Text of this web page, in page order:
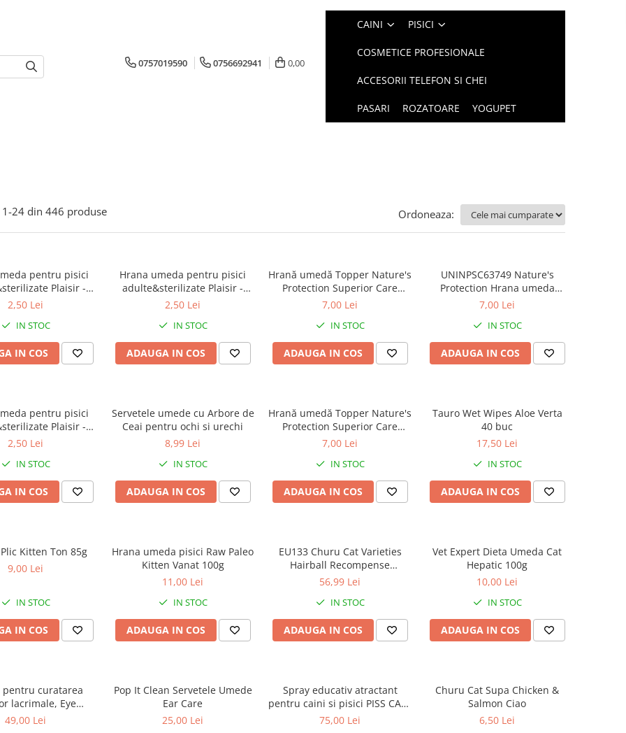
0757019590 0756692941 0,00
CAINI PISICI
COSMETICE PROFESIONALE
ACCESORII TELEFON SI CHEI
PASARI ROZATOARE YOGUPET
1-24 din 446 produse Ordoneaza:
pentru pisici
Plaisir -
100g
2,50 Lei
IN STOC
IN COS
Hrana umeda pentru pisici
adulte&sterilizate Plaisir -
pui&ficat 100g
2,50 Lei
IN STOC
ADAUGA IN COS
Hrană umedă Topper Nature's
Protection Superior Care
Immune System Support
7,00 Lei
IN STOC
ADAUGA IN COS
UNINPSC63749 Nature's
Protection Hrana umeda
pentru pisici Skin&coat adult
7,00 Lei
IN STOC
ADAUGA IN COS
pentru pisici
Plaisir -
100g
2,50 Lei
IN STOC
IN COS
Servetele umede cu Arbore de
Ceai pentru ochi si urechi
8,99 Lei
IN STOC
ADAUGA IN COS
Hrană umedă Topper Nature's
Protection Superior Care
Urinary pentru pisici adulte,
7,00 Lei
IN STOC
ADAUGA IN COS
Tauro Wet Wipes Aloe Verta
40 buc
17,50 Lei
IN STOC
ADAUGA IN COS
Schesir Plic Kitten Ton 85g
9,00 Lei
IN STOC
IN COS
Hrana umeda pisici Raw Paleo
Kitten Vanat 100g
11,00 Lei
IN STOC
ADAUGA IN COS
EU133 Churu Cat Varieties
Hairball Recompense
Cremoase cu Pui si Ton 20 Buc
56,99 Lei
IN STOC
ADAUGA IN COS
Vet Expert Dieta Umeda Cat
Hepatic 100g
10,00 Lei
IN STOC
ADAUGA IN COS
pentru curatarea
lacrimale, Eye
VetExpert, 100 ml
49,00 Lei
Pop It Clean Servetele Umede
Ear Care
25,00 Lei
Spray educativ atractant
pentru caini si pisici PISS CAN,
Stangest, 250 ml
75,00 Lei
Churu Cat Supa Chicken &
Salmon Ciao
6,50 Lei